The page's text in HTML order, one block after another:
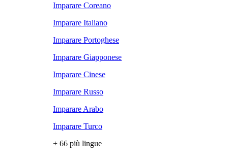
Imparare Coreano
Imparare Italiano
Imparare Portoghese
Imparare Giapponese
Imparare Cinese
Imparare Russo
Imparare Arabo
Imparare Turco
+ 66 più lingue